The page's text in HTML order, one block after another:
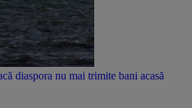
diaspora nu mai trimite bani acasă